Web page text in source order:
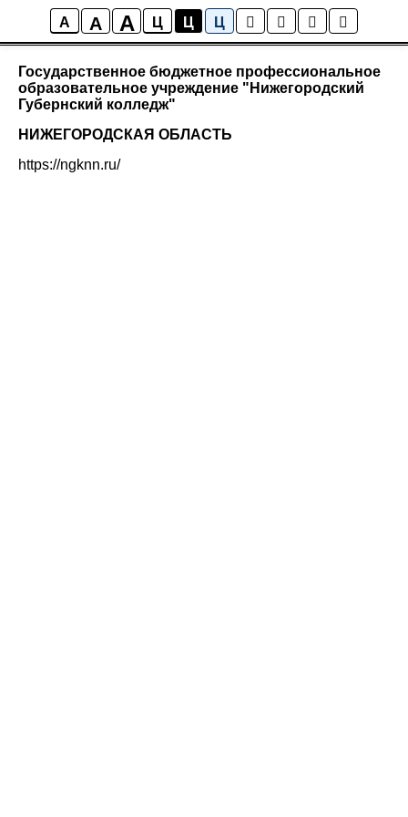
A A A Ц Ц Ц
Приволжский федеральный округ
Государственное бюджетное профессиональное
образовательное учреждение "Нижегородский
Губернский колледж"
НИЖЕГОРОДСКАЯ ОБЛАСТЬ
https://ngknn.ru/